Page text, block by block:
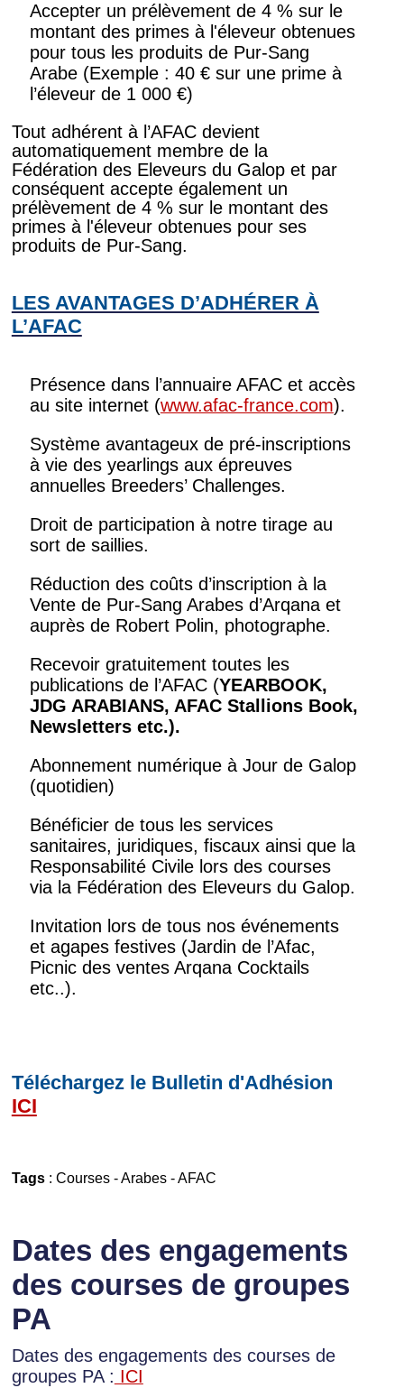
Accepter un prélèvement de 4 % sur le
montant des primes à l'éleveur obtenues
pour tous les produits de Pur-Sang
Arabe (Exemple : 40 € sur une prime à
l’éleveur de 1 000 €)
Tout adhérent à l’AFAC devient
automatiquement membre de la
Fédération des Eleveurs du Galop et par
conséquent accepte également un
prélèvement de 4 % sur le montant des
primes à l'éleveur obtenues pour ses
produits de Pur-Sang.
LES AVANTAGES D’ADHÉRER À
L’AFAC
Présence dans l’annuaire AFAC et accès
au site internet (www.afac-france.com).
Système avantageux de pré-inscriptions
à vie des yearlings aux épreuves
annuelles Breeders’ Challenges.
Droit de participation à notre tirage au
sort de saillies.
Réduction des coûts d’inscription à la
Vente de Pur-Sang Arabes d’Arqana et
auprès de Robert Polin, photographe.
Recevoir gratuitement toutes les
publications de l’AFAC (YEARBOOK,
JDG ARABIANS, AFAC Stallions Book,
Newsletters etc.).
Abonnement numérique à Jour de Galop
(quotidien)
Bénéficier de tous les services
sanitaires, juridiques, fiscaux ainsi que la
Responsabilité Civile lors des courses
via la Fédération des Eleveurs du Galop.
Invitation lors de tous nos événements
et agapes festives (Jardin de l’Afac,
Picnic des ventes Arqana Cocktails
etc..).
Téléchargez le Bulletin d'Adhésion
ICI
Tags: Courses-Arabes-AFAC
Dates des engagements
des courses de groupes
PA
Dates des engagements des courses de
groupes PA : ICI